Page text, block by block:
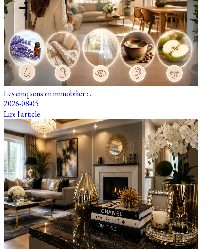
Les cinq sens en immobilier : ...
2026-08-05
Lire l'article